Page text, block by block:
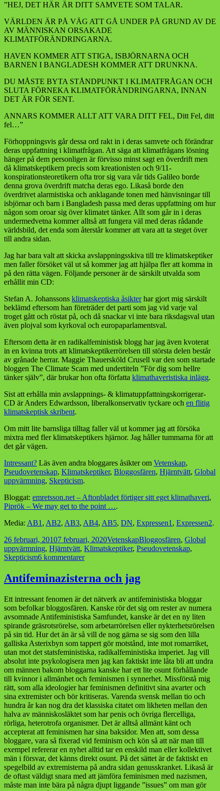
”HEJ, DET HÄR ÄR DITT SAMVETE SOM TALAR.
VÄRLDEN ÄR PÅ VÄG ATT GÅ UNDER PÅ GRUND AV DE
AV MÄNNISKAN ORSAKADE
KLIMATFÖRÄNDRINGARNA.
HAVEN KOMMER ATT STIGA, ISBJÖRNARNA OCH
BARNEN I BANGLADESH KOMMER ATT DRUNKNA.
DU MÅSTE BYTA STÅNDPUNKT I KLIMATFRÅGAN OCH
SLUTA FÖRNEKA KLIMATFÖRÄNDRINGARNA, INNAN
DET ÄR FÖR SENT.
ANNARS KOMMER ALLT ATT VARA DITT FEL, Ditt Fel, ditt
fel…”
Förhoppningsvis går dessa ord rakt in i deras samvete och förändrar
deras uppfattning i klimatfrågan. Att säga att klimatfrågans lösning
hänger på dem personligen är förvisso minst sagt en överdrift men
då klimatskeptikern precis som kreationisten och 9/11-
konspirationsteoretikern ofta tror sig vara vår tids Galileo borde
denna grova överdrift matcha deras ego. Likaså borde den
överdrivet alarmistiska och anklagande tonen med hänvisningar till
isbjörnar och barn i Bangladesh passa med deras uppfattning om hur
någon som oroar sig över klimatet tänker. Allt som går in i deras
undermedvetna kommer alltså att fungera väl med deras rådande
världsbild, det enda som återstår kommer att vara att ta steget över
till andra sidan.
Jag har bara valt att skicka avslappningsskiva till tre klimatskeptiker
men faller försöket väl ut så kommer jag att hjälpa fler att komma in
på den rätta vägen. Följande personer är de särskilt utvalda som
erhållit min CD:
Stefan A. Johanssons klimatskeptiska åsikterhar gjort mig särskilt
beklämd eftersom han företräder det parti som jag vid varje val
troget gått och röstat på, och då snackar vi inte bara riksdagsval utan
även plojval som kyrkoval och europaparlamentsval.
Eftersom detta är en radikalfeministisk blogg har jag även kvoterat
in en kvinna trots att klimatskeptikerrörelsen till största delen består
av grånade herrar. Maggie Thauersköld Crusell var den som startade
bloggen The Climate Scam med undertiteln ”För dig som hellre
tänker själv”, där brukar hon ofta författa klimathaveristiska inlägg.
Sist att erhålla min avslappnings- & klimatuppfattningskorrigerar-
CD är Anders Edwardsson, liberalkonservativ tyckare och en flitig
klimatskeptisk skribent.
Om mitt lite barnsliga tilltag faller väl ut kommer jag att försöka
mixtra med fler klimatskeptikers hjärnor. Jag håller tummarna för att
det går vägen.
Intressant? Läs även andra bloggares åsikter om Vetenskap,
Pseudovetenskap, Klimatskeptiker, Bloggosfären, Hjärntvätt, Global
uppvärmning, Skepticism.
Bloggat: emretsson.net – Aftonbladet förtiger sitt eget klimathaveri,
Piprök – We may get to the point ….
Media: AB1 , AB2, AB3, AB4, AB5, DN, Expressen1 , Expressen2.
Postat
26 februari, 20107 februari, 2020Kategorier
VetenskapTaggar
Bloggosfären, Global
uppvärmning, Hjärntvätt, Klimatskeptiker, Pseudovetenskap,
Skepticism6 kommentarertill
och
Antifeminazisterna och jag
Ett intressant fenomen är det nätverk av antifeministiska bloggar
som befolkar bloggosfären. Kanske rör det sig om rester av numera
avsomnade Antifeministiska Samfundet, kanske är det en ny liten
spirande gräsrotsrörelse, som arbetarrörelsen eller nykterhetsrörelsen
på sin tid. Hur det än är så vill de nog gärna se sig som den lilla
galliska Asterixbyn som tappert gör motstånd, inte mot romarriket,
utan mot det statsfeministiska, radikalfeministiska imperiet. Jag vill
absolut inte psykologisera men jag kan faktiskt inte låta bli att undra
om männen bakom bloggarna kanske har ett lite osunt förhållande
till kvinnor i allmänhet och feminismen i synnerhet. Missförstå mig
rätt, som alla ideologier har feminismen definitivt sina avarter och
sina extremister och bör kritiseras. Varenda svensk mellan tio och
hundra år kan nog dra det klassiska citatet om likheten mellan den
halva av människosläktet som har penis och övriga flercelliga,
rörliga, heterotrofa organismer. Det är alltså allmänt känt och
accepterat att feminismen har sina baksidor. Men att, som dessa
bloggare, vara så fixerad vid feminism och kön så att när man till
exempel refererar en nyhet alltid tar en enskild man eller kollektivet
män i försvar, det känns direkt osunt. På det sättet är de faktiskt en
spegelbild av extremisterna på andra sidan genusskranket. Likaså är
de oftast väldigt snara med att jämföra feminismen med nazismen,
måste man inte bära på några djupt liggande ”issues” om man gör